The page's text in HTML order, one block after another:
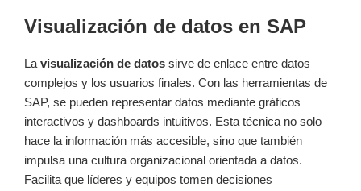
Visualización de datos en SAP
La visualización de datos sirve de enlace entre datos
complejos y los usuarios finales. Con las herramientas de
SAP, se pueden representar datos mediante gráficos
interactivos y dashboards intuitivos. Esta técnica no solo
hace la información más accesible, sino que también
impulsa una cultura organizacional orientada a datos.
Facilita que líderes y equipos tomen decisiones